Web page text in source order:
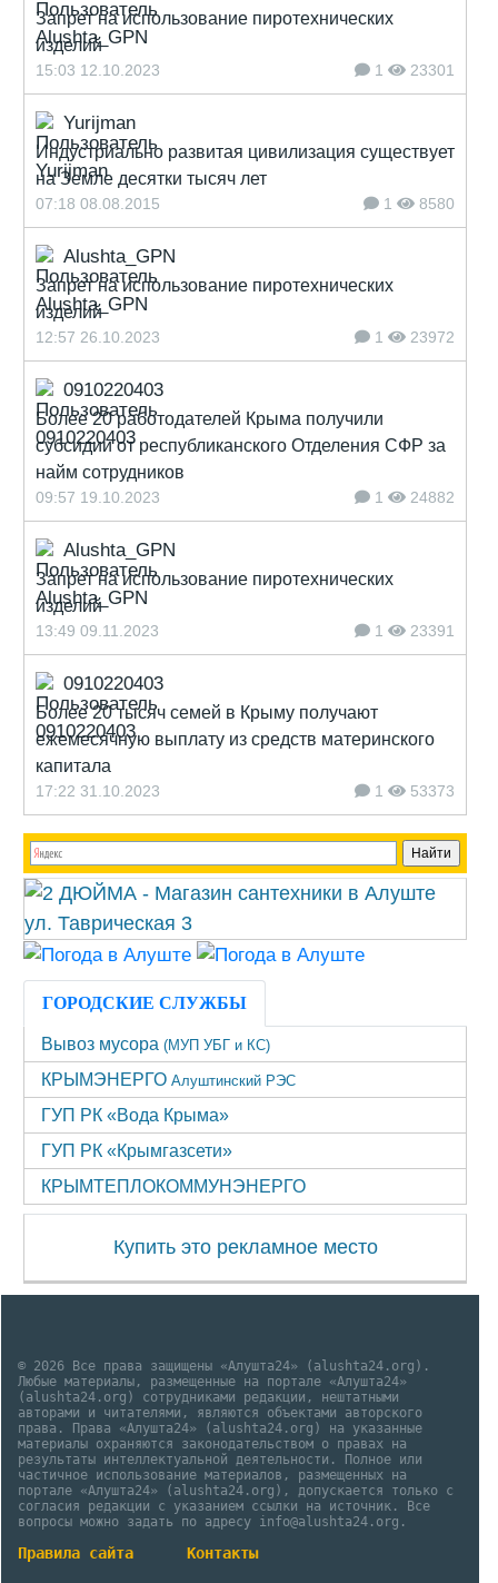
Запрет на использование пиротехнических
изделий
15:03 12.10.2023 1 23301
Yurijman
Индустриально развитая цивилизация существует
на Земле десятки тысяч лет
07:18 08.08.2015 1 8580
Alushta_GPN
Запрет на использование пиротехнических
изделий
12:57 26.10.2023 1 23972
0910220403
Более 20 работодателей Крыма получили
субсидии от республиканского Отделения СФР за
найм сотрудников
09:57 19.10.2023 1 24882
Alushta_GPN
Запрет на использование пиротехнических
изделий
13:49 09.11.2023 1 23391
0910220403
Более 20 тысяч семей в Крыму получают
ежемесячную выплату из средств материнского
капитала
17:22 31.10.2023 1 53373
ГОРОДСКИЕ СЛУЖБЫ
Вывоз мусора (МУП УБГ и КС)
КРЫМЭНЕРГО Алуштинский РЭС
ГУП РК «Вода Крыма»
ГУП РК «Крымгазсети»
КРЫМТЕПЛОКОММУНЭНЕРГО
Купить это рекламное место
© 2026 Все права защищены «Алушта24» (alushta24.org).
Любые материалы, размещенные на портале «Алушта24»
(alushta24.org) сотрудниками редакции, нештатными
авторами и читателями, являются объектами авторского
права. Права «Алушта24» (alushta24.org) на указанные
материалы охраняются законодательством о правах на
результаты интеллектуальной деятельности. Полное или
частичное использование материалов, размещенных на
портале «Алушта24» (alushta24.org), допускается только с
согласия редакции с указанием ссылки на источник. Все
вопросы можно задать по адресу info@alushta24.org.
Правила сайта Контакты